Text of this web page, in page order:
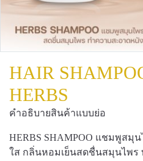
HAIR
HERBS
คำอธิบายสินค้าแบบย่อ
HERBS SHAMPOO แชมพูสมุ
ใส กลิ่นหอมเย็นสดชื่นสมุนไพร